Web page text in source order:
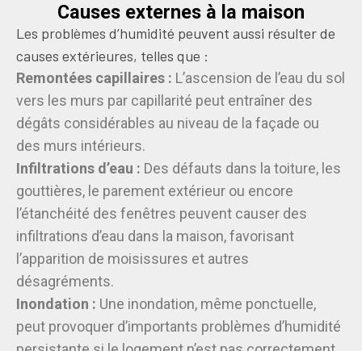
Causes externes à la maison
Les problèmes d’humidité peuvent aussi résulter de
causes extérieures, telles que :
Remontées capillaires : L’ascension de l’eau du sol
vers les murs par capillarité peut entraîner des
dégâts considérables au niveau de la façade ou
des murs intérieurs.
Infiltrations d’eau : Des défauts dans la toiture, les
gouttières, le parement extérieur ou encore
l’étanchéité des fenêtres peuvent causer des
infiltrations d’eau dans la maison, favorisant
l’apparition de moisissures et autres
désagréments.
Inondation : Une inondation, même ponctuelle,
peut provoquer d’importants problèmes d’humidité